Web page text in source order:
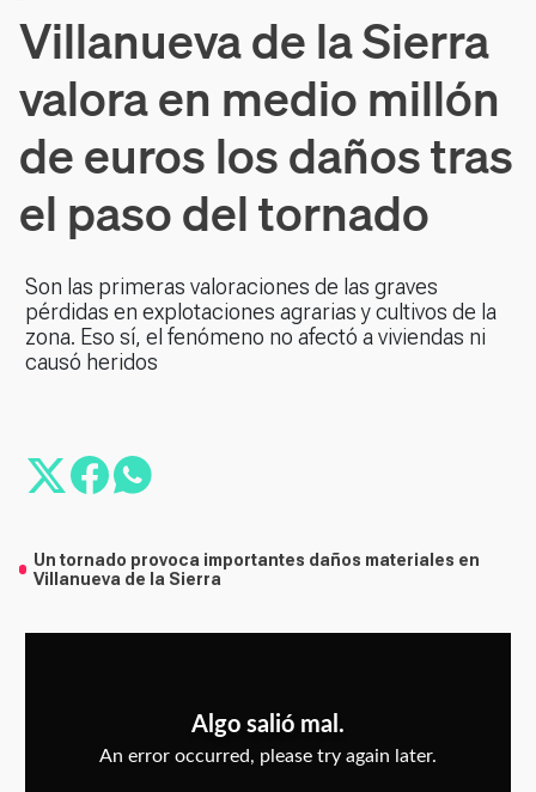
Villanueva de la Sierra
valora en medio millón
de euros los daños tras
el paso del tornado
Son las primeras valoraciones de las graves
pérdidas en explotaciones agrarias y cultivos de la
zona. Eso sí, el fenómeno no afectó a viviendas ni
causó heridos
Un tornado provoca importantes daños materiales en
Villanueva de la Sierra